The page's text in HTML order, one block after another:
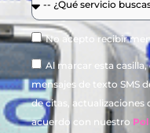
No acepto recibir
Al marcar esta
mensajes de texto SMS
de citas, actualizaciones
acuerdo con nuestro